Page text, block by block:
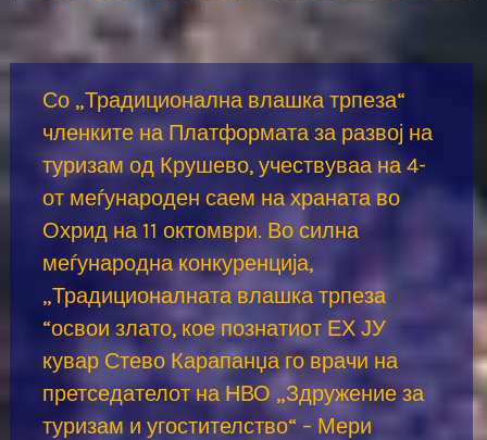
Со „Традиционална влашка трпеза“
членките на Платформата за развој на
туризам од Крушево, учествуваа на 4-
от меѓународен саем на храната во
Охрид на 11 октомври. Во силна
меѓународна конкуренција,
„Традиционалната влашка трпеза
“освои злато, кое познатиот ЕХ ЈУ
кувар Стево Карапанџа го врачи на
претседателот на НВО „Здружение за
туризам и угостителство“ – Мери